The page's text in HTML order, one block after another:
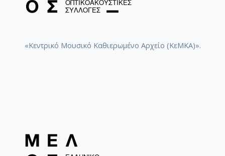
«Κεντρικό Μουσικό Καθιερωμένο Αρχείο (ΚεΜΚΑ)».